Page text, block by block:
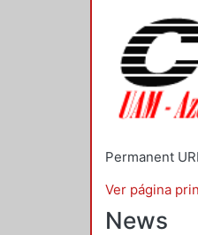
Permanent
Ver página
News